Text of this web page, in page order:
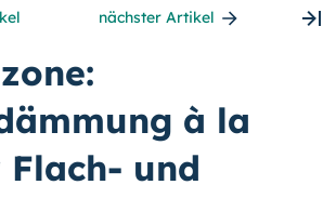
nächster Artikel
à la
und